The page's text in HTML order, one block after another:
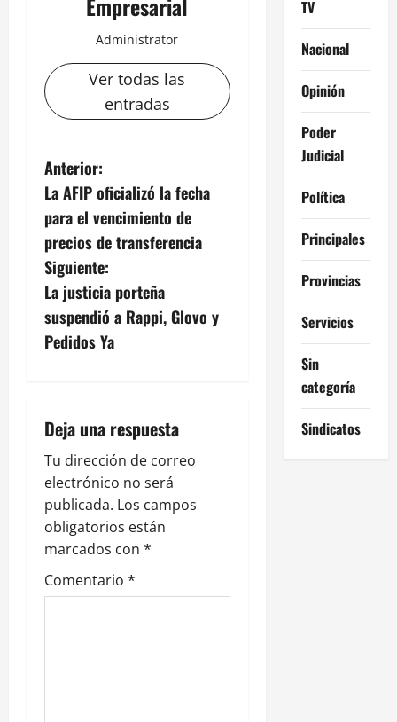
Administrator
Ver todas las
entradas
N
a
v
e
g
a
i
ó
n
d
e
Anterior:
La AFIP oficializó la fecha
para el vencimiento de
precios de transferencia
Siguiente:
La justicia porteña
suspendió a Rappi, Glovo y
Pedidos Ya
Deja una respuesta
Tu dirección de correo
electrónico no será
publicada. Los campos
obligatorios están
marcados con *
Comentario *
TV
Nacional
Opinión
Poder
Judicial
Política
Principales
Provincias
Servicios
Sin
categoría
Sindicatos